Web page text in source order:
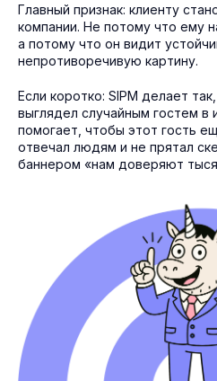
Главный признак: клиенту
компании. Не потому что ему
а потому что он видит
непротиворечивую картину.
Если коротко: SIPM делает
выглядел случайным гостем в
помогает, чтобы этот гость
отвечал людям и не прятал
баннером «нам доверяют